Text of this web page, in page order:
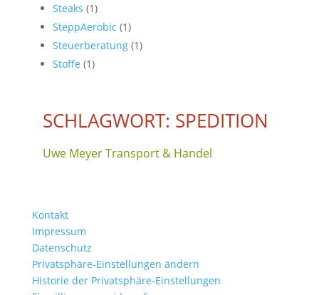
Steaks (1)
SteppAerobic (1)
Steuerberatung (1)
Stoffe (1)
SCHLAGWORT: SPEDITION
Uwe Meyer Transport & Handel
Kontakt
Impressum
Datenschutz
Privatsphäre-Einstellungen ändern
Historie der Privatsphäre-Einstellungen